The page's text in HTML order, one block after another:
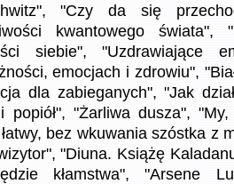
"Czy da się
kwantowego świata",
siebie", "Uzdrawiające
emocjach i zdrowiu",
dla zabieganych", "Jak
popiół", "Żarliwa dusza", "My,
bez wkuwania szóstka z
"Diuna. Książę
kłamstwa", "Arsene